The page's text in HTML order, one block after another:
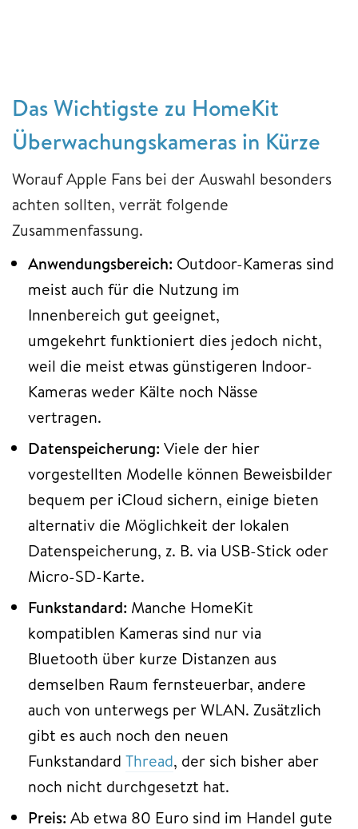
Das Wichtigste zu HomeKit
Überwachungskameras in Kürze
Worauf Apple Fans bei der Auswahl besonders
achten sollten, verrät folgende
Zusammenfassung.
Anwendungsbereich: Outdoor-Kameras sind
meist auch für die Nutzung im
Innenbereich gut geeignet,
umgekehrt funktioniert dies jedoch nicht,
weil die meist etwas günstigeren Indoor-
Kameras weder Kälte noch Nässe
vertragen.
Datenspeicherung: Viele der hier
vorgestellten Modelle können Beweisbilder
bequem per iCloud sichern, einige bieten
alternativ die Möglichkeit der lokalen
Datenspeicherung, z. B. via USB-Stick oder
Micro-SD-Karte.
Funkstandard: Manche HomeKit
kompatiblen Kameras sind nur via
Bluetooth über kurze Distanzen aus
demselben Raum fernsteuerbar, andere
auch von unterwegs per WLAN. Zusätzlich
gibt es auch noch den neuen
Funkstandard Thread, der sich bisher aber
noch nicht durchgesetzt hat.
Preis: Ab etwa 80 Euro sind im Handel gute